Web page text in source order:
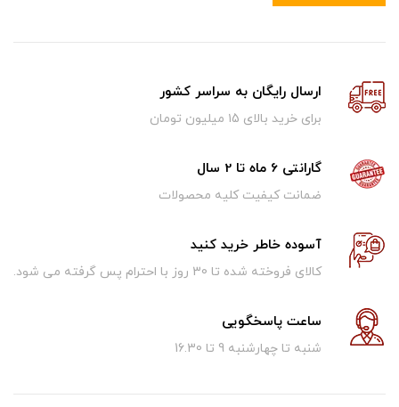
ارسال رایگان به سراسر کشور
برای خرید بالای ۱5 میلیون تومان
گارانتی 6 ماه تا 2 سال
ضمانت کیفیت کلیه محصولات
آسوده خاطر خرید کنید
کالای فروخته شده تا 30 روز با احترام پس گرفته می شود.
ساعت پاسخگویی
شنبه تا چهارشنبه 9 تا 16.30